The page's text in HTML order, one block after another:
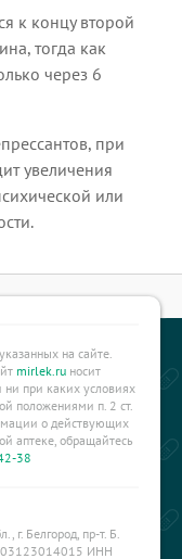
к концу второй
тогда как
через 6
при
увеличения
или
на сайте.
mirlek.ru носит
при каких условиях
положениями п. 2 ст.
о действующих
аптеке, обращайтесь
38
г. Белгород, пр-т. Б.
ИНН